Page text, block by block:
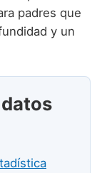
por R
S
por U
V
por W
padres que
y un